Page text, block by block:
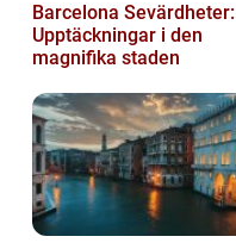
Barcelona Sevärdheter:
Upptäckningar i den
magnifika staden